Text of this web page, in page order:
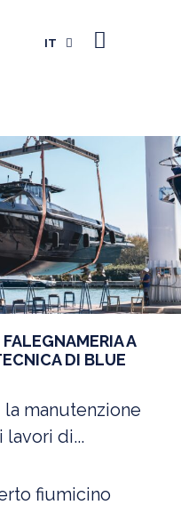
IT
ES
A
DI BLUE
manutenzione
lavori di...